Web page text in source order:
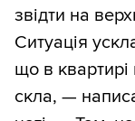
звідти на
Ситуація
що в квартирі
скла, —